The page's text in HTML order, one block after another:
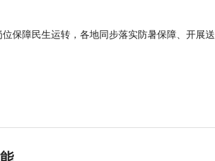
保障民生运转，各地同步落实防暑保障、开展